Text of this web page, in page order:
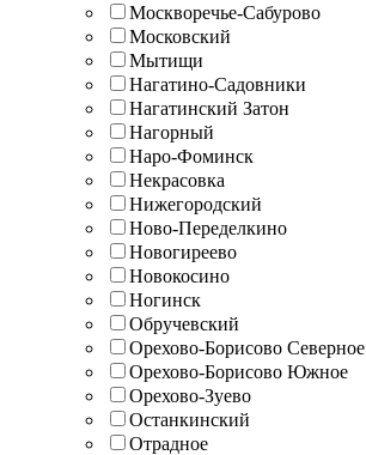
Москворечье-Сабурово
Московский
Мытищи
Нагатино-Садовники
Нагатинский Затон
Нагорный
Наро-Фоминск
Некрасовка
Нижегородский
Ново-Переделкино
Новогиреево
Новокосино
Ногинск
Обручевский
Орехово-Борисово Северное
Орехово-Борисово Южное
Орехово-Зуево
Останкинский
Отрадное